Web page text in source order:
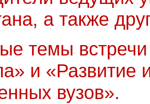
а также
темы
и «Развитие
вузов».